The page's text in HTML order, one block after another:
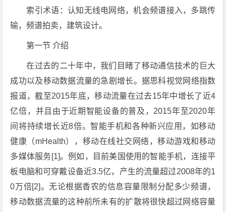
索引术语：认知无线电网络，机会频谱接入，多跳传
输，频谱拍卖，建筑设计。
第一节 介绍
在过去的二十年中，我们目睹了移动通信技术的巨大
成功以及移动数据流量的急剧增长。据思科视觉网络指数
报道，截至2015年底，移动流量在过去15年中增长了近4
亿倍，并且由于近期智能设备的普及，2015年至2020年
间将持续增长近8倍。智能手机和各种新兴应用，如移动
健康（mHealth），移动在线社交网络，移动游戏和移动
多媒体服务[1]。例如，目前美国使用的智能手机，连接平
板电脑和可穿戴设备近3.5亿，产生的流量超过2008年的1
0万倍[2]。无论根据香农的信息容量限制分配多少频谱，
移动数据流量的这种前所未有的扩散将很快超过网络容量